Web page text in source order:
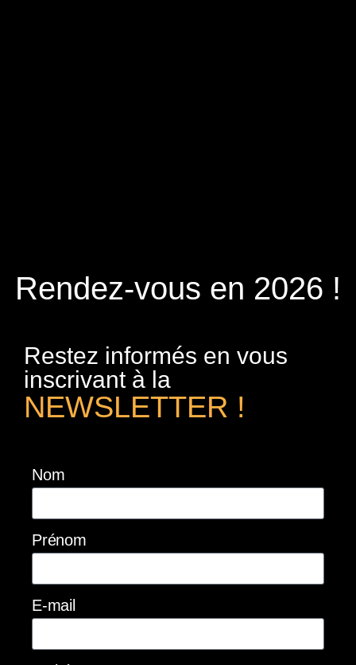
Rendez-vous en 2026 !
Restez informés en vous
inscrivant à la
NEWSLETTER !
Nom
Prénom
E-mail